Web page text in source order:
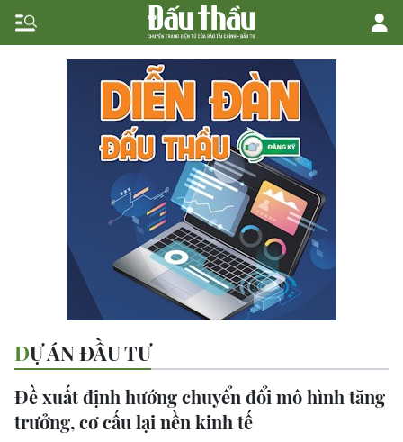
DỰ ÁN ĐẦU TƯ
Đề xuất định hướng chuyển đổi mô hình tăng
trưởng, cơ cấu lại nền kinh tế